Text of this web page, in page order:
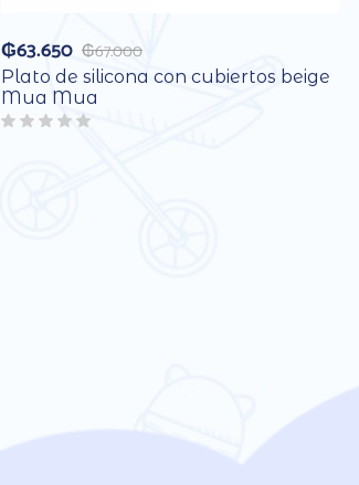
₲67.000
₲63.650
Plato de silicona con cubiertos beige
Mua Mua